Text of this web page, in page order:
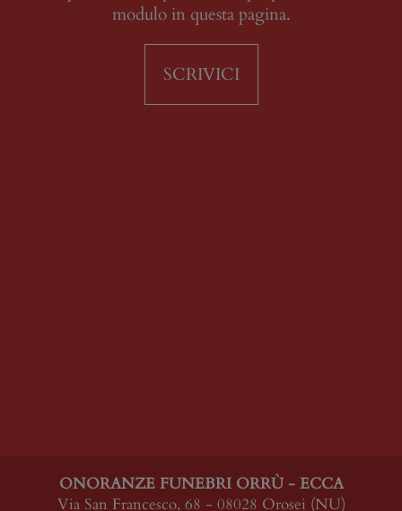
modulo in questa pagina.
SCRIVICI
ONORANZE FUNEBRI ORRÙ - ECCA
Via San Francesco, 68 - 08028 Orosei (NU)